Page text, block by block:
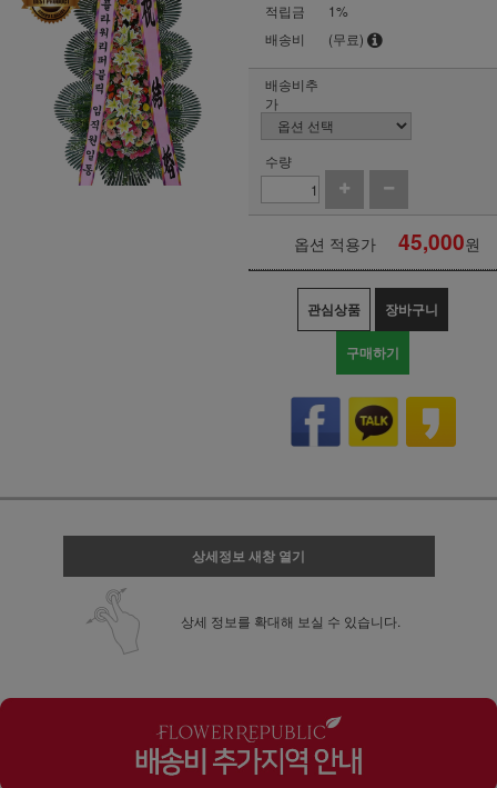
적립금
1%
배송비
(무료)
배송비추
가
수량
옵션 적용가 45,000원
관심상품 장바구니
구매하기
상세정보 새창 열기
상세 정보를 확대해 보실 수 있습니다.